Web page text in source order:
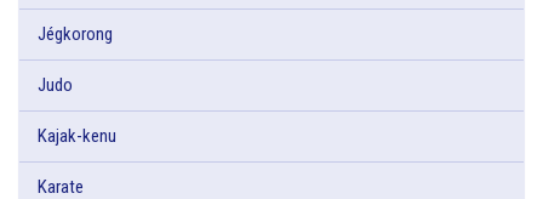
Jégkorong
Judo
Kajak-kenu
Karate